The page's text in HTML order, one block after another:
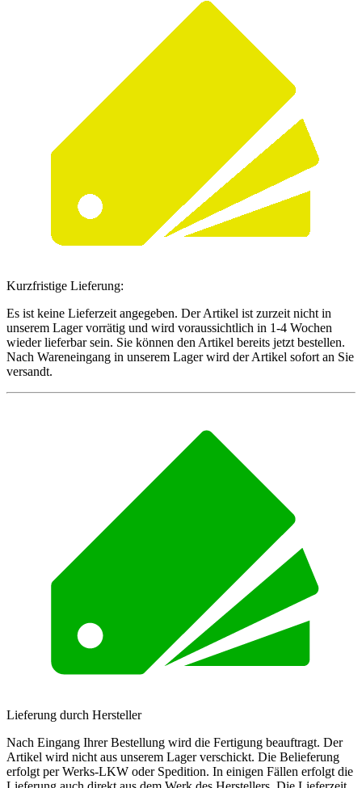
Kurzfristige Lieferung:
Es ist keine Lieferzeit angegeben. Der Artikel ist zurzeit nicht in
unserem Lager vorrätig und wird voraussichtlich in 1-4 Wochen
wieder lieferbar sein. Sie können den Artikel bereits jetzt bestellen.
Nach Wareneingang in unserem Lager wird der Artikel sofort an Sie
versandt.
Lieferung durch Hersteller
Nach Eingang Ihrer Bestellung wird die Fertigung beauftragt. Der
Artikel wird nicht aus unserem Lager verschickt. Die Belieferung
erfolgt per Werks-LKW oder Spedition. In einigen Fällen erfolgt die